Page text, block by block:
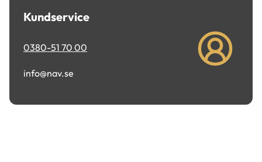
Kundservice
0380-51 70 00
info@nav.se